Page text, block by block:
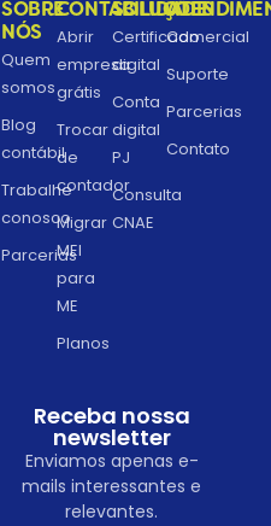
SOBRE
NÓS
Quem
somos
Blog
contábil
Trabalhe
conosco
Parcerias
CONTABILIDADE
Abrir
empresa
grátis
Trocar
de
contador
Migrar
MEI
para
ME
Planos
SOLUÇÕES
Certificado
digital
Conta
digital
PJ
Consulta
CNAE
Comercial
Suporte
Parcerias
Contato
Receba nossa
newsletter
Enviamos apenas e-
mails interessantes e
relevantes.